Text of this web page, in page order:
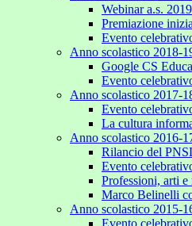
Webinar a.s.
Premiazione
Evento
Anno scolastico 2018-
Google CS
Evento
Anno scolastico 2017-
Evento
La cultura
Anno scolastico 2016-
Rilancio del
Evento
Professioni, arti
Marco Belinelli
Anno scolastico 2015-
Evento